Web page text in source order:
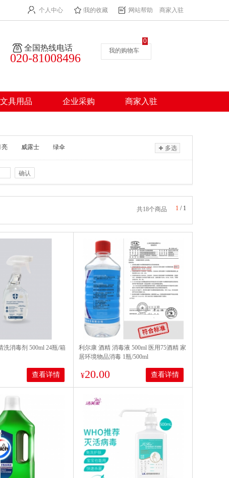
个人中心 我的收藏 网站帮助 商家入驻
全国热线电话
020-81008496
我的购物车
0
文具用品 企业采购 商家入驻
亮 威露士 绿伞 多选
确认
共18个商品 1 / 1
洗消毒剂 500ml 24瓶/箱
查看详情
利尔康 酒精 消毒液 500ml 医用75酒精 家
居环境物品消毒 1瓶/500ml
¥20.00 查看详情